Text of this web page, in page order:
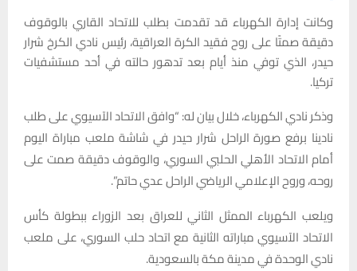
وكانت إدارة الكهرباء قد تقدمت بطلب للاتحاد القاري بالوقوف
دقيقة صمتًا على روح فقيد الكرة العراقية، رئيس نادي الكرخ شرار
حيدر، الذي توفي منذ أيام بعد تدهور حالته في أحد مستشفيات
تركيا.
وذكر نادي الكهرباء، خلال بيان له: “وافق الاتحاد الآسيوي على طلب
نادينا برفع صورة الراحل شرار حيدر في شاشة ملعب مباراة اليوم
أمام الاتحاد الأهلي الحلبي السوري، والوقوف دقيقة صمت على
روحه، وروح الإعلامي الرياضي الراحل عدي حاتم”.
ويلعب الكهرباء الممثل الثاني للعراق بعد الزوراء ببطولة كأس
الاتحاد الآسيوي مباراته الثانية مع اتحاد حلب السوري، على ملعب
نادي الوحدة في مدينة مكة بالسعودية.